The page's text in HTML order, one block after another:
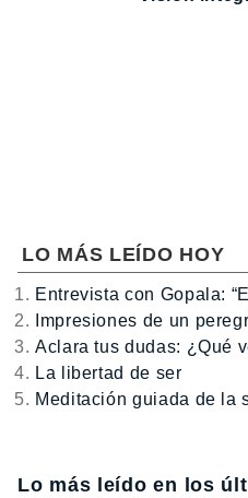
LO MÁS LEÍDO HOY
Entrevista con Gopala:
Impresiones de un
Aclara tus dudas: ¿Qué
La libertad de ser
Meditación guiada de la
Lo más leído en los